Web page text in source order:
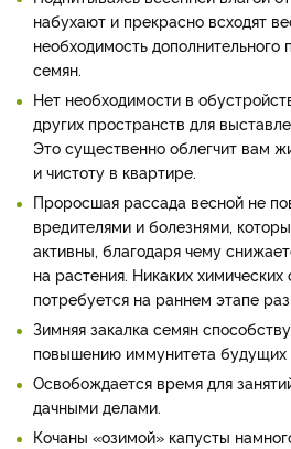
набухают и прекрасно всходят
необходимость дополнительного
семян.
Нет необходимости в
других пространств для
Это существенно облегчит вам
и чистоту в квартире.
Проросшая рассада весной не
вредителями и болезнями,
активны, благодаря чему
на растения. Никаких
потребуется на раннем этапе
Зимняя закалка семян
повышению иммунитета будущих
Освобождается время для
дачными делами.
Кочаны «озимой» капусты